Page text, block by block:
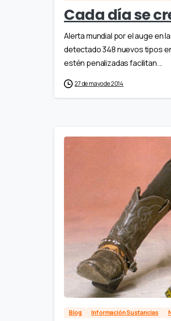
Cada día se
Alerta mundial por el auge en
detectado 348 nuevos tipos
estén penalizadas facilitan...
27 de mayo de 2014
Blog Información Sustancias